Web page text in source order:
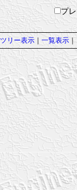
プ
ツリー表示｜ 一覧表示｜